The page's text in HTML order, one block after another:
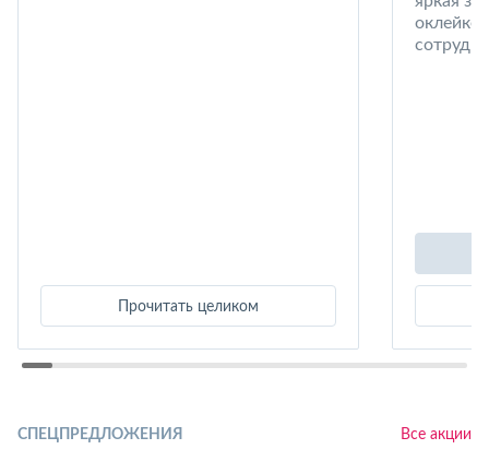
Прочитать целиком
оклейке
СПЕЦПРЕДЛОЖЕНИЯ Все акции